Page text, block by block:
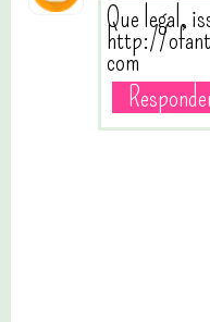
Que legal,
http://
com